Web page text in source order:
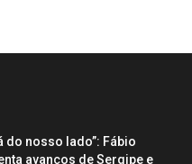
do nosso lado”: Fábio
avanços de Sergipe e